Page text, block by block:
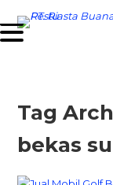
Tag
bekas